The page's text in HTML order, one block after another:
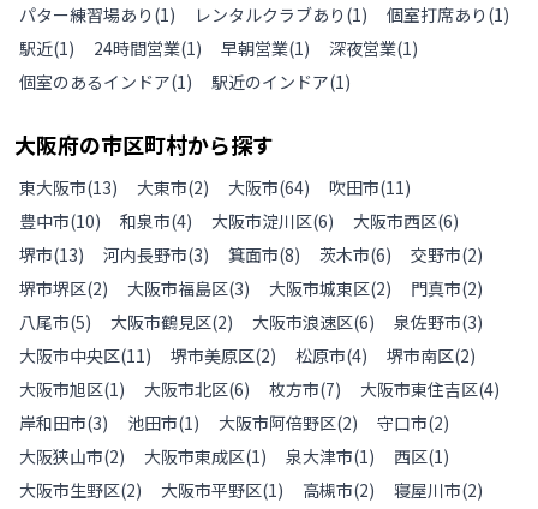
パター練習場あり (1) レンタルクラブあり (1) 個室打席あり (1)
駅近(1) 24時間営業(1) 早朝営業(1) 深夜営業(1)
個室のあるインドア(1) 駅近のインドア(1)
大阪府の市区町村から探す
東大阪市(13) 大東市(2) 大阪市(64) 吹田市(11)
豊中市(10) 和泉市(4) 大阪市淀川区(6) 大阪市西区(6)
堺市(13) 河内長野市(3) 箕面市(8) 茨木市(6) 交野市(2)
堺市堺区(2) 大阪市福島区(3) 大阪市城東区(2) 門真市(2)
八尾市(5) 大阪市鶴見区(2) 大阪市浪速区(6) 泉佐野市(3)
大阪市中央区(11) 堺市美原区(2) 松原市(4) 堺市南区(2)
大阪市旭区(1) 大阪市北区(6) 枚方市(7) 大阪市東住吉区(4)
岸和田市(3) 池田市(1) 大阪市阿倍野区(2) 守口市(2)
大阪狭山市(2) 大阪市東成区(1) 泉大津市(1) 西区(1)
大阪市生野区(2) 大阪市平野区(1) 高槻市(2) 寝屋川市(2)